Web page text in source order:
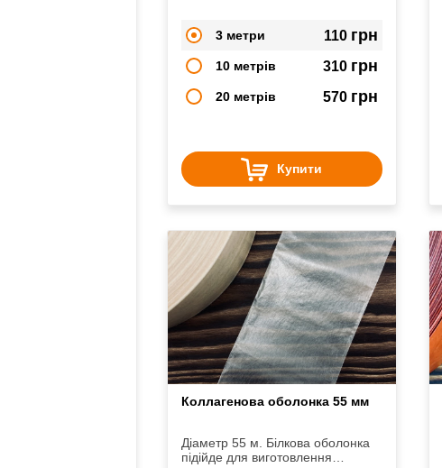
3 метри 110 грн
10 метрів 310 грн
20 метрів 570 грн
Купити
Коллагенова оболонка 55 мм
Діаметр 55 м. Білкова оболонка
підійде для виготовлення